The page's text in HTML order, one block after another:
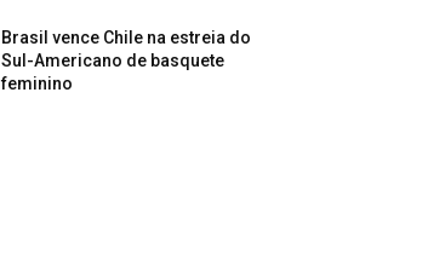
Brasil vence Chile na estreia do
Sul-Americano de basquete
feminino